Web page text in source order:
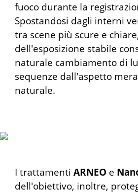
fuoco durante la
Spostandosi dagli interni
tra scene più scure e
dell'esposizione stabile
naturale cambiamento di
sequenze dall'aspetto
naturale.
I trattamenti ARNEO e
dell'obiettivo, inoltre,